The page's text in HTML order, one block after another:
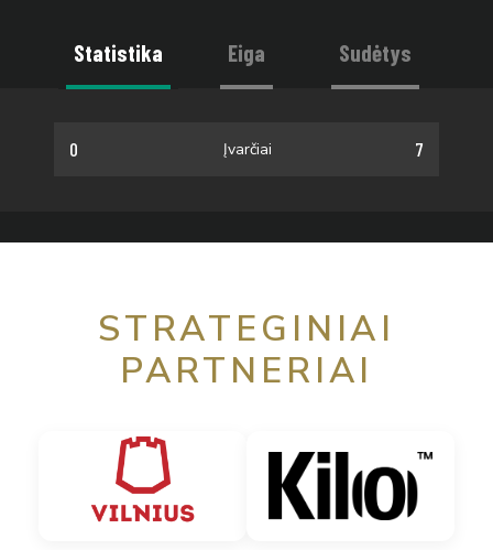
Statistika Eiga Sudėtys
0 Įvarčiai 7
STRATEGINIAI
PARTNERIAI